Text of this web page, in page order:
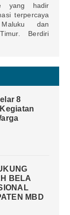
yang hadir
terpercaya
dan
Berdiri
8
BELA
MBD